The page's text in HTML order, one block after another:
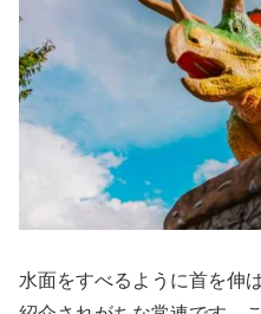
水面をすべるように首を伸